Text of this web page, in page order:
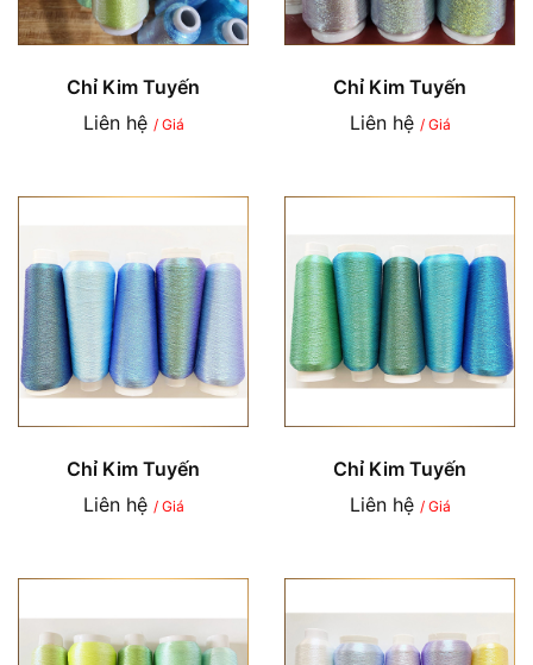
Chỉ Kim Tuyến
Liên hệ / Giá
Chỉ Kim Tuyến
Liên hệ / Giá
Chỉ Kim Tuyến
Liên hệ / Giá
Chỉ Kim Tuyến
Liên hệ / Giá